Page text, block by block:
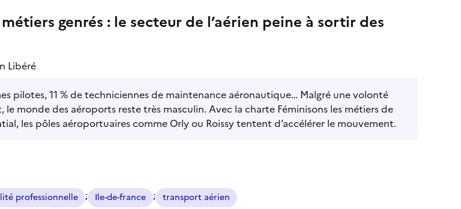
genrés : le secteur de l’aérien peine à sortir des
Libéré
pilotes, 11 % de techniciennes de maintenance aéronautique… Malgré une volonté
monde des aéroports reste très masculin. Avec la charte Féminisons les métiers de
les pôles aéroportuaires comme Orly ou Roissy tentent d’accélérer le mouvement.
professionnelle ; Ile-de-france ; transport aérien